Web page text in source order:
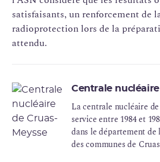
satisfaisants, un renforcement de
radioprotection lors de la
attendu.
Centrale
La centrale nucléaire
service entre 1984 et
dans le département
des communes de